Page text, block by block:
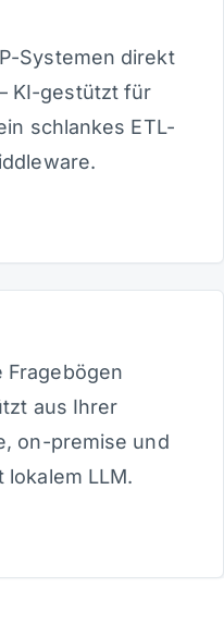
Systemen direkt
KI-gestützt für
schlankes ETL-
Fragebögen
aus Ihrer
on-premise und
LLM.